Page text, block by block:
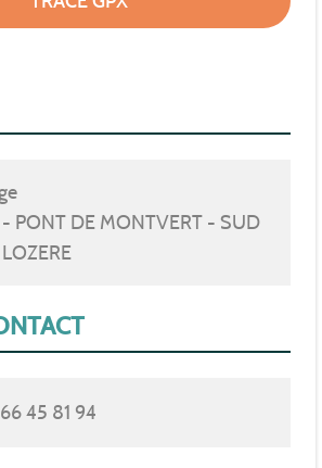
PONT DE MONTVERT - SUD
45 81 94